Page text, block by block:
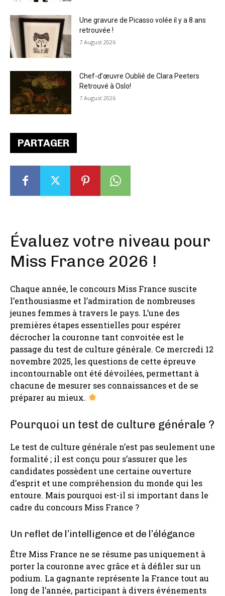
PARTAGER
Évaluez votre niveau pour
Miss France 2026 !
Chaque année, le concours Miss France suscite
l’enthousiasme et l’admiration de nombreuses
jeunes femmes à travers le pays. L’une des
premières étapes essentielles pour espérer
décrocher la couronne tant convoitée est le
passage du test de culture générale. Ce mercredi 12
novembre 2025, les questions de cette épreuve
incontournable ont été dévoilées, permettant à
chacune de mesurer ses connaissances et de se
préparer au mieux.
Pourquoi un test de culture générale ?
Le test de culture générale n’est pas seulement une
formalité ; il est conçu pour s’assurer que les
candidates possèdent une certaine ouverture
d’esprit et une compréhension du monde qui les
entoure. Mais pourquoi est-il si important dans le
cadre du concours Miss France ?
Un reflet de l’intelligence et de l’élégance
Être Miss France ne se résume pas uniquement à
porter la couronne avec grâce et à défiler sur un
podium. La gagnante représente la France tout au
long de l’année, participant à divers événements
Une gravure de Picasso volée il y a 8 ans
retrouvée !
7 August 2026
Chef-d’œuvre Oublié de Clara Peeters
Retrouvé à Oslo!
7 August 2026